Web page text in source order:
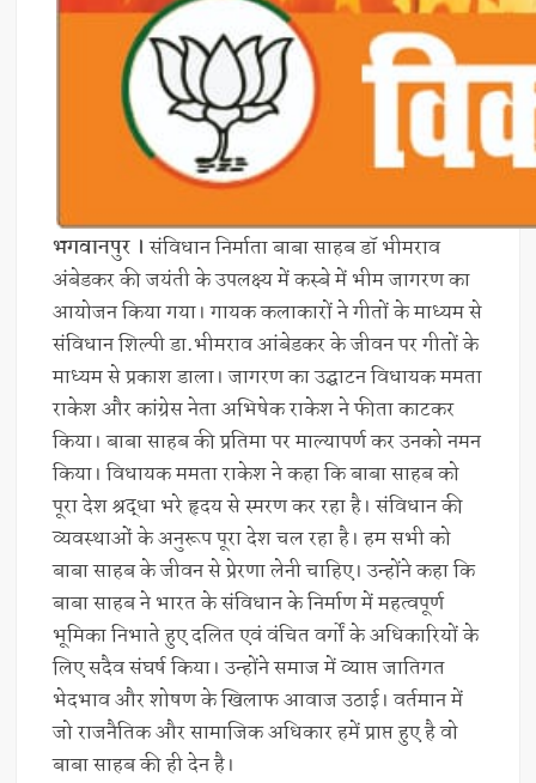
भगवानपुर ।संविधान निर्माता बाबा साहब डॉ भीमराव
अंबेडकर की जयंती के उपलक्ष्य में कस्बे में भीम जागरण का
आयोजन किया गया। गायक कलाकारों ने गीतों के माध्यम से
संविधान शिल्पी डा.भीमराव आंबेडकर के जीवन पर गीतों के
माध्यम से प्रकाश डाला। जागरण का उद्घाटन विधायक ममता
राकेश और कांग्रेस नेता अभिषेक राकेश ने फीता काटकर
किया। बाबा साहब की प्रतिमा पर माल्यापर्ण कर उनको नमन
किया। विधायक ममता राकेश ने कहा कि बाबा साहब को
पूरा देश श्रद्धा भरे हृदय से स्मरण कर रहा है। संविधान की
व्यवस्थाओं के अनुरूप पूरा देश चल रहा है। हम सभी को
बाबा साहब के जीवन से प्रेरणा लेनी चाहिए। उन्होंने कहा कि
बाबा साहब ने भारत के संविधान के निर्माण में महत्वपूर्ण
भूमिका निभाते हुए दलित एवं वंचित वर्गों के अधिकारियों के
लिए सदैव संघर्ष किया। उन्होंने समाज में व्याप्त जातिगत
भेदभाव और शोषण के खिलाफ आवाज उठाई। वर्तमान में
जो राजनैतिक और सामाजिक अधिकार हमें प्राप्त हुए है वो
बाबा साहब की ही देन है।